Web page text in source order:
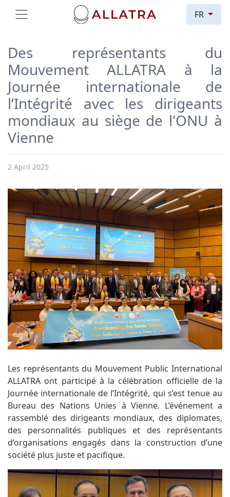
FR
Des représentants du
Mouvement ALLATRA à la
Journée internationale de
l’Intégrité avec les dirigeants
mondiaux au siège de l'ONU à
Vienne
2 April 2025
Les représentants du Mouvement Public International
ALLATRA ont participé à la célébration officielle de la
Journée internationale de l’Intégrité, qui s’est tenue au
Bureau des Nations Unies à Vienne. L’événement a
rassemblé des dirigeants mondiaux, des diplomates,
des personnalités publiques et des représentants
d’organisations engagés dans la construction d’une
société plus juste et pacifique.